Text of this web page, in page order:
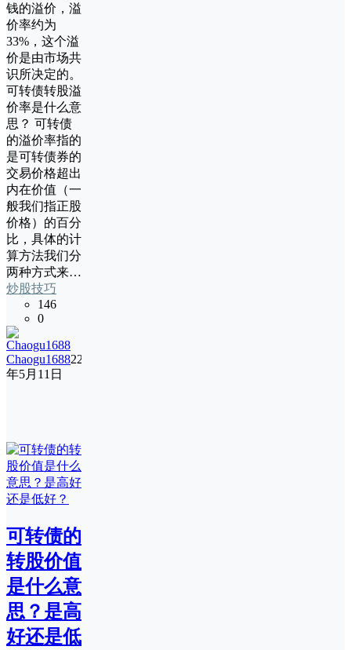
钱的溢价，溢
价率约为
33%，这个溢
价是由市场共
识所决定的。
可转债转股溢
价率是什么意
思？ 可转债
的溢价率指的
是可转债券的
交易价格超出
内在价值（一
般我们指正股
价格）的百分
比，具体的计
算方法我们分
两种方式来…
炒股技巧
146
0
Chaogu168822
年5月11日
可转债的
转股价值
是什么意
思？是高
好还是低